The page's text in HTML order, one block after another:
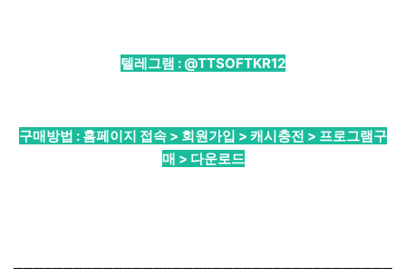
텔레그램 : @TTSOFTKR12
구매방법 : 홈페이지 접속 > 회원가입 > 캐시충전 > 프로그램구
매 > 다운로드
──────────────────────────────────────